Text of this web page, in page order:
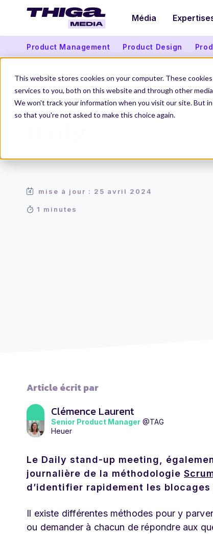
This website stores cookies on your computer. These
services to you, both on this website and through other
We won't track your information when you visit our site. But
so that you're not asked to make this choice again.
Média
Product Management Product Design
Thiga Media Le Dico du Produit Daily
Daily
mise à jour : 25 avril 2024
1 minutes
Article écrit par
Clémence Laurent
Senior Product Manager @TAG
Heuer
Le Daily stand-up meeting,
journalière de la méthodologie
d’identifier rapidement les
Il existe différentes méthodes pour y
ou demander à chacun de répondre aux